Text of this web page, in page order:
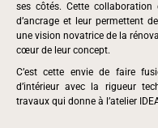
ses côtés. Cette collaboration
d’ancrage et leur permettent
une vision novatrice de la
cœur de leur concept.
C’est cette envie de faire
d’intérieur avec la rigueur
travaux qui donne à l’atelier